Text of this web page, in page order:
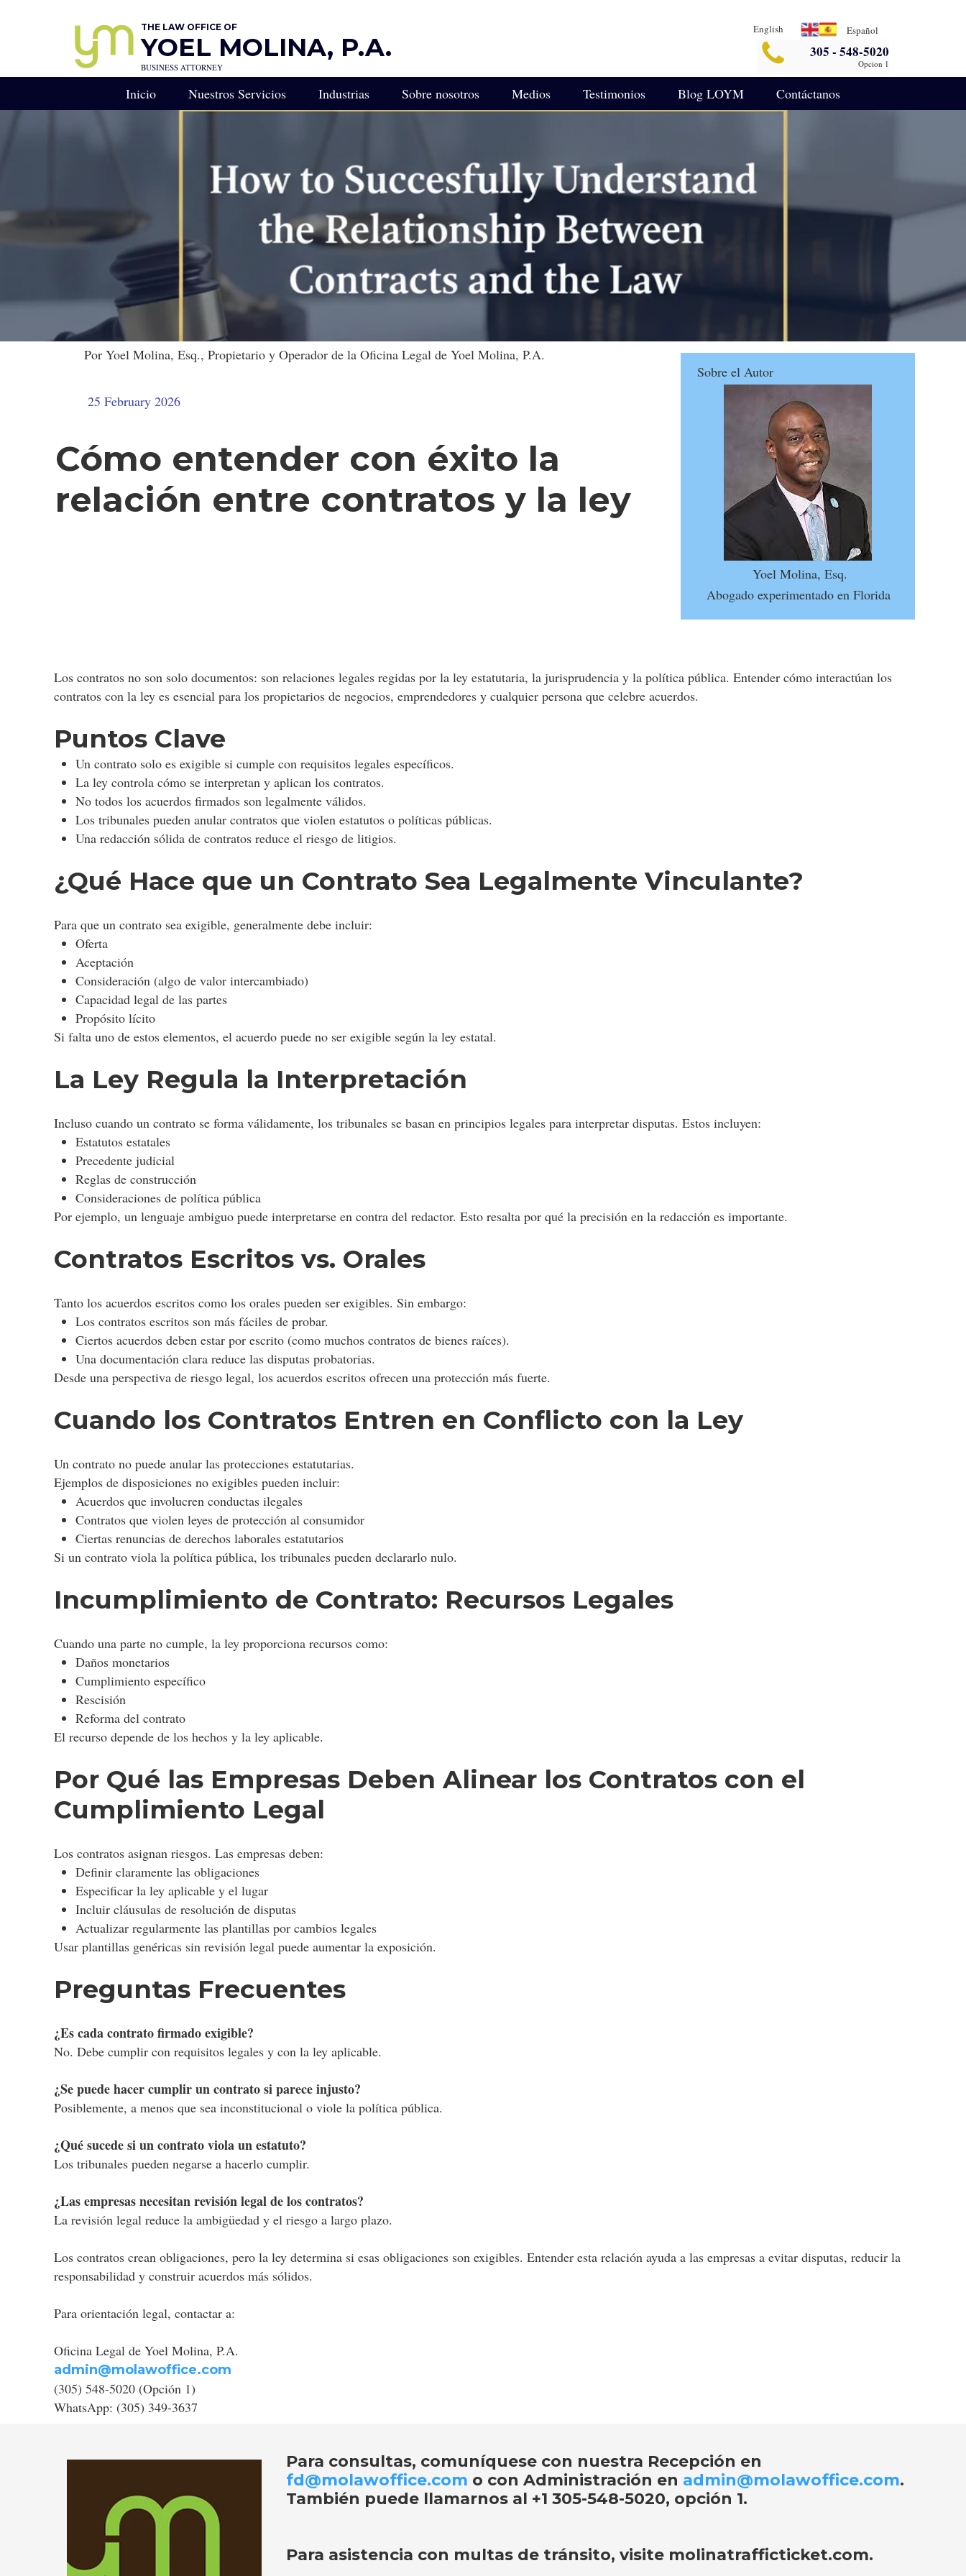
Por Yoel Molina, Esq., Propietario y Operador de la Oficina Legal de Yoel Molina, P.A.
25 February 2026
Sobre el Autor
Cómo entender con éxito la
relación entre contratos y la ley
Abogado experimentado en Florida
Yoel Molina, Esq.
Los contratos no son solo documentos: son relaciones legales regidas por la ley estatutaria, la jurisprudencia y la política pública. Entender cómo interactúan los
contratos con la ley es esencial para los propietarios de negocios, emprendedores y cualquier persona que celebre acuerdos.
Puntos Clave
Un contrato solo es exigible si cumple con requisitos legales específicos.
La ley controla cómo se interpretan y aplican los contratos.
No todos los acuerdos firmados son legalmente válidos.
Los tribunales pueden anular contratos que violen estatutos o políticas públicas.
Una redacción sólida de contratos reduce el riesgo de litigios.
¿Qué Hace que un Contrato Sea Legalmente Vinculante?
Para que un contrato sea exigible, generalmente debe incluir:
Oferta
Aceptación
Consideración (algo de valor intercambiado)
Capacidad legal de las partes
Propósito lícito
Si falta uno de estos elementos, el acuerdo puede no ser exigible según la ley estatal.
La Ley Regula la Interpretación
Incluso cuando un contrato se forma válidamente, los tribunales se basan en principios legales para interpretar disputas. Estos incluyen:
Estatutos estatales
Precedente judicial
Reglas de construcción
Consideraciones de política pública
Por ejemplo, un lenguaje ambiguo puede interpretarse en contra del redactor. Esto resalta por qué la precisión en la redacción es importante.
Contratos Escritos vs. Orales
Tanto los acuerdos escritos como los orales pueden ser exigibles. Sin embargo:
Los contratos escritos son más fáciles de probar.
Ciertos acuerdos deben estar por escrito (como muchos contratos de bienes raíces).
Una documentación clara reduce las disputas probatorias.
Desde una perspectiva de riesgo legal, los acuerdos escritos ofrecen una protección más fuerte.
Cuando los Contratos Entren en Conflicto con la Ley
Un contrato no puede anular las protecciones estatutarias.
Ejemplos de disposiciones no exigibles pueden incluir:
Acuerdos que involucren conductas ilegales
Contratos que violen leyes de protección al consumidor
Ciertas renuncias de derechos laborales estatutarios
Si un contrato viola la política pública, los tribunales pueden declararlo nulo.
Incumplimiento de Contrato: Recursos Legales
Cuando una parte no cumple, la ley proporciona recursos como:
Daños monetarios
Cumplimiento específico
Rescisión
Reforma del contrato
El recurso depende de los hechos y la ley aplicable.
Por Qué las Empresas Deben Alinear los Contratos con el
Cumplimiento Legal
Los contratos asignan riesgos. Las empresas deben:
Definir claramente las obligaciones
Especificar la ley aplicable y el lugar
Incluir cláusulas de resolución de disputas
Actualizar regularmente las plantillas por cambios legales
Usar plantillas genéricas sin revisión legal puede aumentar la exposición.
Preguntas Frecuentes
¿Es cada contrato firmado exigible?
No. Debe cumplir con requisitos legales y con la ley aplicable.
¿Se puede hacer cumplir un contrato si parece injusto?
Posiblemente, a menos que sea inconstitucional o viole la política pública.
¿Qué sucede si un contrato viola un estatuto?
Los tribunales pueden negarse a hacerlo cumplir.
¿Las empresas necesitan revisión legal de los contratos?
La revisión legal reduce la ambigüedad y el riesgo a largo plazo.
Los contratos crean obligaciones, pero la ley determina si esas obligaciones son exigibles. Entender esta relación ayuda a las empresas a evitar disputas, reducir la
responsabilidad y construir acuerdos más sólidos.
Para orientación legal, contactar a:
Oficina Legal de Yoel Molina, P.A.
admin@molawoffice.com
(305) 548-5020 (Opción 1)
WhatsApp: (305) 349-3637
305 - 548-5020
Opcion 1
THE LAW OFFICE OF
YOEL MOLINA, P.A.
BUSINESS ATTORNEY
Español
English
Inicio
Nuestros Servicios
Consulta Legal Estratégica para Empresarios e Inversionistas Latinoamericanos en Florida
Llamada de Estrategia Legal Empresarial de Florida
Derecho Empresarial - Redacción de Contratos
Abogado de Negocios en Miami
CONSEJERO GENERAL
Industrias
Experiencia Legal para Empresas de Transporte y Camiones
Servicios Legales para Empresas de Control de Plagas
Asesor Legal para Viveros, Cultivadores y Paisajistas
Servicios Legales para Franquiciados
Servicios Legales para Empresas de Incendios y Seguridad
Sobre nosotros Medios Testimonios
Blog LOYM
Blog de Defensa Criminal
IA para Análisis Legal
Contáctanos
Para consultas, comuníquese con nuestra Recepción en
fd@molawoffice.com o con Administración en admin@molawoffice.com.
También puede llamarnos al +1 305-548-5020, opción 1.
Para asistencia con multas de tránsito, visite molinatrafficticket.com.